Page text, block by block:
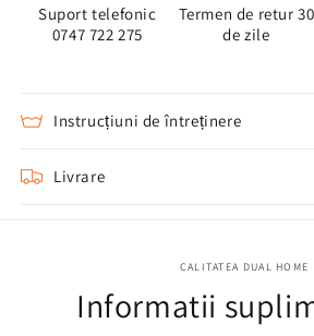
Suport telefonic
0747 722 275
Termen de retur 30
de zile
Instrucțiuni de întreținere
Livrare
CALITATEA DUAL HOME
Informatii